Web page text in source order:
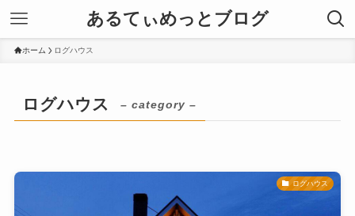
あるてぃめっとブログ
ホーム ログハウス
ログハウス – category –
ログハウス